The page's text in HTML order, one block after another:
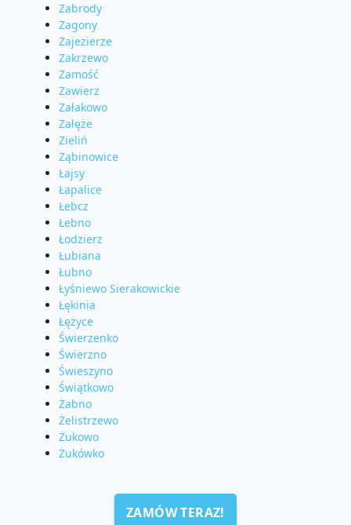
Zabrody
Zagony
Zajezierze
Zakrzewo
Zamość
Zawierz
Załakowo
Załęże
Zieliń
Ząbinowice
Łajsy
Łapalice
Łebcz
Łebno
Łodzierz
Łubiana
Łubno
Łyśniewo Sierakowickie
Łękinia
Łężyce
Świerzenko
Świerzno
Świeszyno
Świątkowo
Żabno
Żelistrzewo
Żukowo
Żukówko
ZAMÓW TERAZ!